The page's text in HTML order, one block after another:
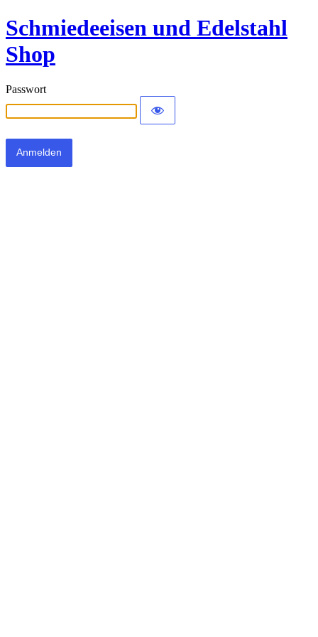
Schmiedeeisen und Edelstahl
Shop
Passwort